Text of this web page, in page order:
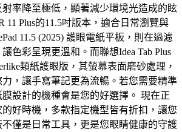
率降至極低，顯著減少環境光造成的眩
11 Plus的11.5吋版本，適合日常瀏覽與
11.5 (2025) 護眼電紙平板，則在過濾
色彩呈現更溫和。而聯想Idea Tab Plus
類紙護眼版，其螢幕表面磨砂處理，
，讓手寫筆記更為流暢。若您需要精準
設計的機種會是您的好選擇。 現在正
好時機，多款指定機型皆有折扣，讓您
僅是日常工具，更是您眼睛健康的守護